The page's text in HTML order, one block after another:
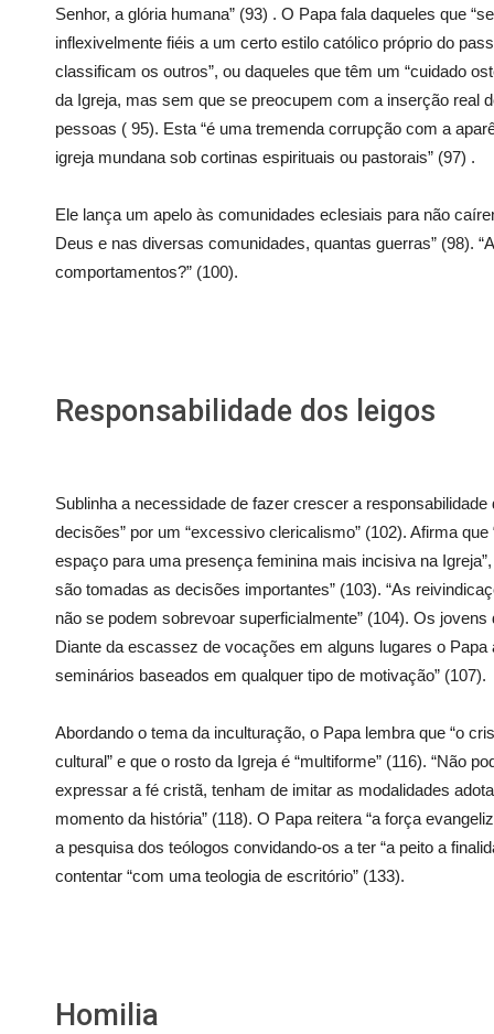
Senhor, a glória humana” (93) . O Papa fala daqueles que
inflexivelmente fiéis a um certo estilo católico próprio do
classificam os outros”, ou daqueles que têm um “cuidado
da Igreja, mas sem que se preocupem com a inserção real
pessoas ( 95). Esta “é uma tremenda corrupção com a
igreja mundana sob cortinas espirituais ou pastorais” (97) .
Ele lança um apelo às comunidades eclesiais para não
Deus e nas diversas comunidades, quantas guerras” (98).
comportamentos?” (100).
Responsabilidade dos leigos
Sublinha a necessidade de fazer crescer a
decisões” por um “excessivo clericalismo” (102). Afirma
espaço para uma presença feminina mais incisiva na
são tomadas as decisões importantes” (103). “As
não se podem sobrevoar superficialmente” (104). Os
Diante da escassez de vocações em alguns lugares o Papa
seminários baseados em qualquer tipo de motivação” (107).
Abordando o tema da inculturação, o Papa lembra que “o
cultural” e que o rosto da Igreja é “multiforme” (116). “Não
expressar a fé cristã, tenham de imitar as modalidades
momento da história” (118). O Papa reitera “a força
a pesquisa dos teólogos convidando-os a ter “a peito a
contentar “com uma teologia de escritório” (133).
Homilia